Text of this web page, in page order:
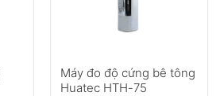
Máy đo độ cứng bê tông
Huatec HTH-75